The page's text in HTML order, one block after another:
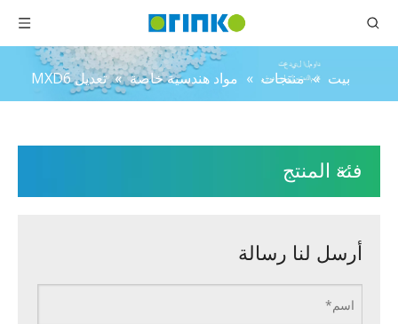
بيت » منتجات » مواد هندسية خاصة » تعديل MXD6
فئة المنتج
أرسل لنا رسالة